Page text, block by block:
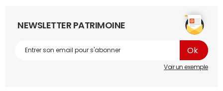
NEWSLETTER PATRIMOINE
Voir un exemple